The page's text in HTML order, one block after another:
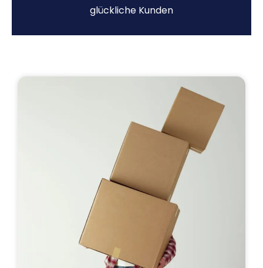
glückliche Kunden